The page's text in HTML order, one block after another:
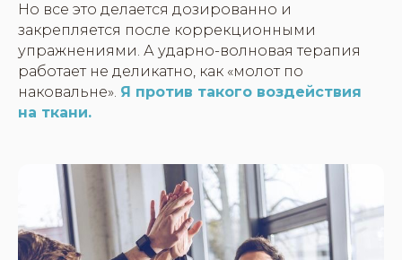
Но все это делается дозированно и
закрепляется после коррекционными
упражнениями. А ударно-волновая терапия
работает не деликатно, как «молот по
наковальне». Я против такого воздействия
на ткани.